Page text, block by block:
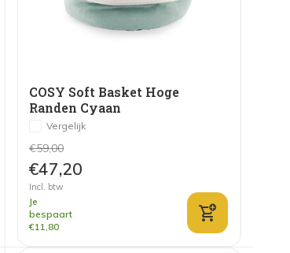
COSY Soft Basket Hoge
Randen Cyaan
Vergelijk
€59,00
€47,20
Incl. btw
Je
bespaart
€11,80